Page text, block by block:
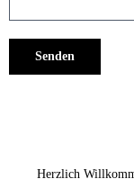
Herzlich